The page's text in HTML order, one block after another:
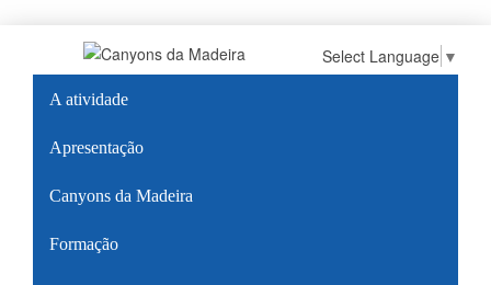
Select Language ▼
A atividade
Apresentação
Canyons da Madeira
Formação